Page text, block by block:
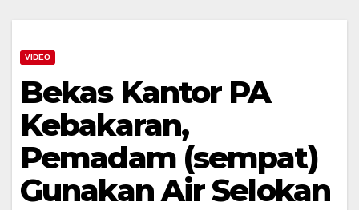
VIDEO
Bekas Kantor PA
Kebakaran,
Pemadam (sempat)
Gunakan Air Selokan